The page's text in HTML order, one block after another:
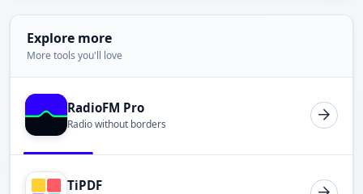
Explore more
More tools you'll love
RadioFM Pro
Radio without borders
TiPDF